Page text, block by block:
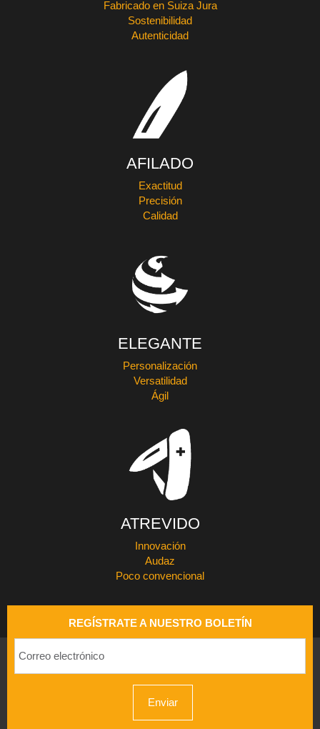
Fabricado en Suiza Jura
Sostenibilidad
Autenticidad
AFILADO
Exactitud
Precisión
Calidad
ELEGANTE
Personalización
Versatilidad
Ágil
ATREVIDO
Innovación
Audaz
Poco convencional
REGÍSTRATE A NUESTRO BOLETÍN
Enviar